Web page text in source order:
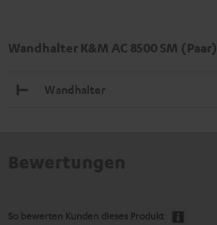
Wandhalter K&M AC 8500 SM (Paar)
Wandhalter
So bewerten Kunden dieses Produkt